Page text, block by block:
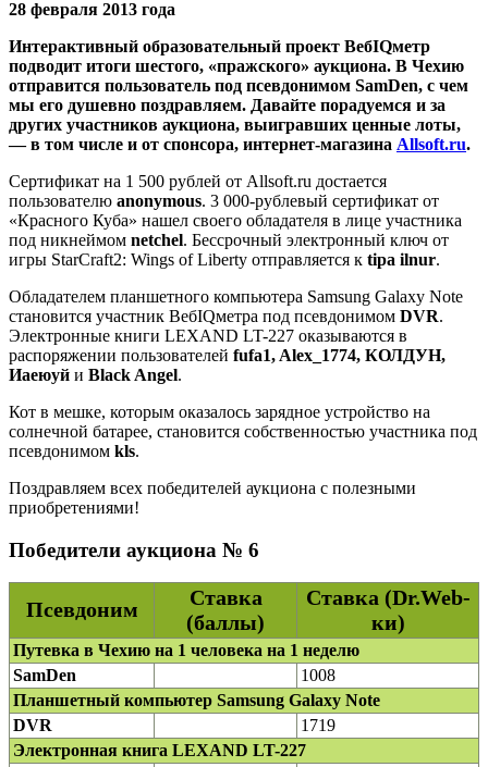
28 февраля 2013 года
Интерактивный образовательный проект ВебIQметр
подводит итоги шестого, «пражского» аукциона. В Чехию
отправится пользователь под псевдонимом SamDen, с чем
мы его душевно поздравляем. Давайте порадуемся и за
других участников аукциона, выигравших ценные лоты,
— в том числе и от спонсора, интернет-магазина Allsoft.ru.
Сертификат на 1 500 рублей от Allsoft.ru достается
пользователю anonymous. 3 000-рублевый сертификат от
«Красного Куба» нашел своего обладателя в лице участника
под никнеймом netchel. Бессрочный электронный ключ от
игры StarCraft2: Wings of Liberty отправляется к tipa ilnur.
Обладателем планшетного компьютера Samsung Galaxy Note
становится участник ВебIQметра под псевдонимом DVR.
Электронные книги LEXAND LT-227 оказываются в
распоряжении пользователей fufa1, Alex_1774, КОЛДУН,
Иаеюуй и Black Angel.
Кот в мешке, которым оказалось зарядное устройство на
солнечной батарее, становится собственностью участника под
псевдонимом kls.
Поздравляем всех победителей аукциона с полезными
приобретениями!
Победители аукциона № 6
Псевдоним
Ставка
(баллы)
Ставка (Dr.Web-
ки)
Путевка в Чехию на 1 человека на 1 неделю
SamDen
1008
Планшетный компьютер Samsung Galaxy Note
DVR
1719
Электронная книга LEXAND LT-227